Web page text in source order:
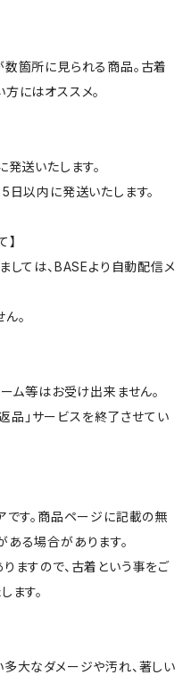
箇所に見られる商品。古着
にはオススメ。
送いたします。
日以内に発送いたします。
しては、BASEより自動配信メ
。
ム等はお受け出来ません。
品」サービスを終了させてい
です。商品ページに記載の無
る場合があります。
ますので、古着という事をご
ます。
大なダメージや汚れ、著しい